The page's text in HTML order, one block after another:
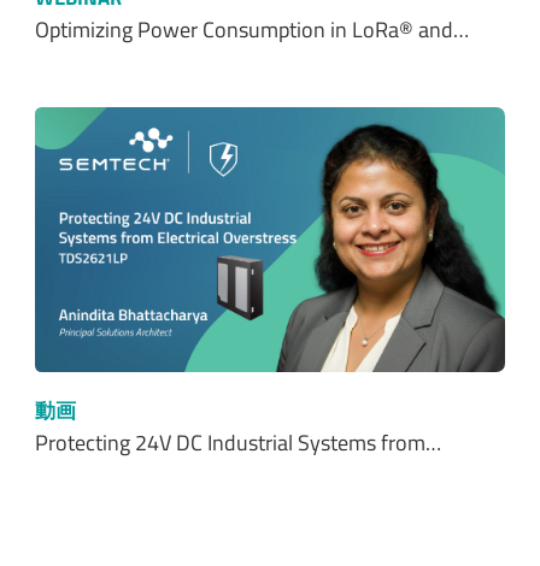
Optimizing Power Consumption in LoRa® and…
動画
Protecting 24V DC Industrial Systems from…